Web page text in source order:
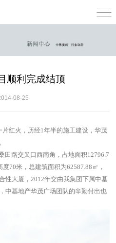
顺利完成结顶
08-25
红火，历经1年半的施工建设，华茂
路交叉口西南角，占地面积12796.7
70米，总建筑面积为62587.88㎡，
性大厦，2012年交由我集团下属中基
中基地产华茂广场团队的辛勤付出也